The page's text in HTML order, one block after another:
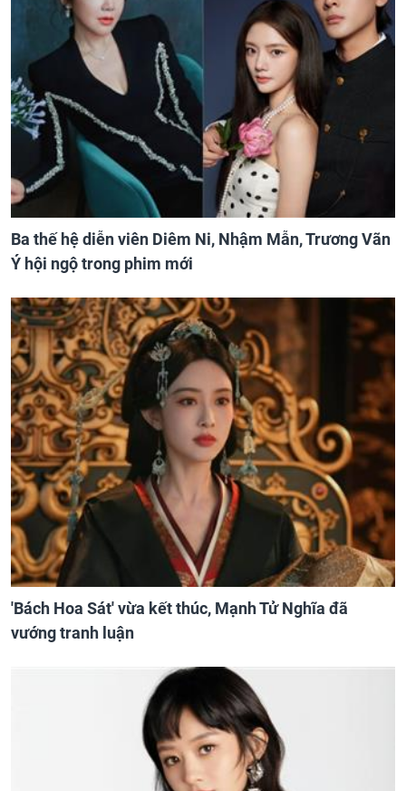
Ba thế hệ diễn viên Diêm Ni, Nhậm Mẫn, Trương Vãn
Ý hội ngộ trong phim mới
'Bách Hoa Sát' vừa kết thúc, Mạnh Tử Nghĩa đã
vướng tranh luận